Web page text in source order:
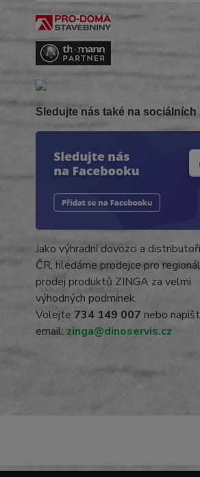
Sledujte nás také na sociálních
Jako výhradní dovozci a
ČR, hledáme prodejce pro
prodej produktů ZINGA za velmi
výhodných podmínek.
Volejte 734 149 007 nebo
email: zinga@dinoservis.cz